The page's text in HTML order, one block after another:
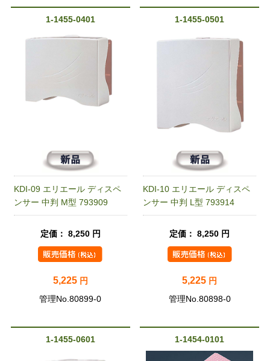
1-1455-0401
KDI-09 エリエール ディスペ
ンサー 中判 M型 793909
定価： 8,250 円
5,225 円
管理No.80899-0
1-1455-0501
KDI-10 エリエール ディスペ
ンサー 中判 L型 793914
定価： 8,250 円
5,225 円
管理No.80898-0
1-1455-0601 1-1454-0101